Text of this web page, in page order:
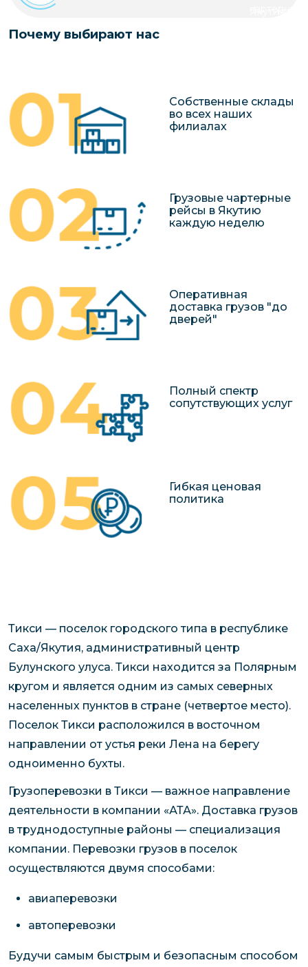
чартерных
Перевозка
Почему выбирают нас
Собственные склады
во всех наших
филиалах
Грузовые чартерные
рейсы в Якутию
каждую неделю
Оперативная
доставка грузов "до
дверей"
Полный спектр
сопутствующих услуг
Гибкая ценовая
политика
Тикси — поселок городского типа в республике
Саха/Якутия, административный центр
Булунского улуса. Тикси находится за Полярным
кругом и является одним из самых северных
населенных пунктов в стране (четвертое место).
Поселок Тикси расположился в восточном
направлении от устья реки Лена на берегу
одноименно бухты.
Грузоперевозки в Тикси — важное направление
деятельности в компании «АТА». Доставка грузов
в труднодоступные районы — специализация
компании. Перевозки грузов в поселок
осуществляются двумя способами:
авиаперевозки
автоперевозки
Будучи самым быстрым и безопасным способом